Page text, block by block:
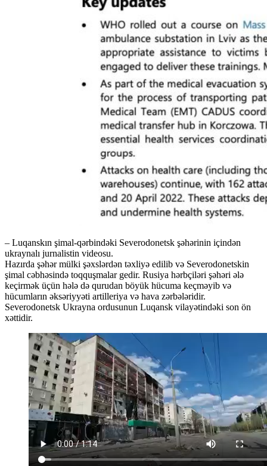
– Luqanskın şimal-qərbindəki Severodonetsk şəhərinin içindən
ukraynalı jurnalistin videosu.
Hazırda şəhər mülki şəxslərdən təxliyə edilib və Severodonetskin
şimal cəbhəsində toqquşmalar gedir. Rusiya hərbçiləri şəhəri ələ
keçirmək üçün hələ də qurudan böyük hücuma keçməyib və
hücumların əksəriyyəti artilleriya və hava zərbələridir.
Severodonetsk Ukrayna ordusunun Luqansk vilayətindəki son ön
xəttidir.